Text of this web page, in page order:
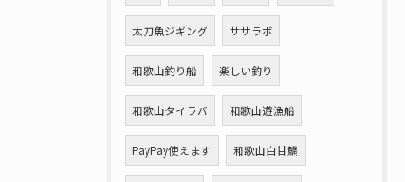
太刀魚ジギング ササラボ
和歌山釣り船 楽しい釣り
和歌山タイラバ 和歌山遊漁船
PayPay使えます 和歌山白甘鯛